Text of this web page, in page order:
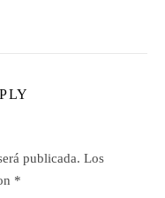
publicada. Los
*